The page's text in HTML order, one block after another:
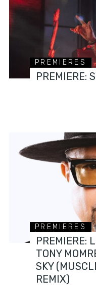
PREMIERES
PREMIERE:
PREMIERES
PREMIERE:
TONY
SKY
REMIX)